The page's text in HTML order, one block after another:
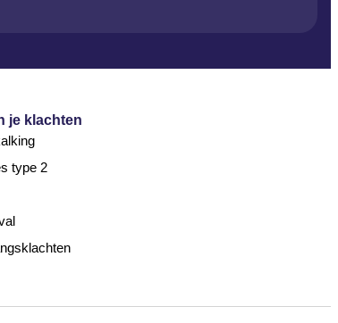
je klachten
type 2